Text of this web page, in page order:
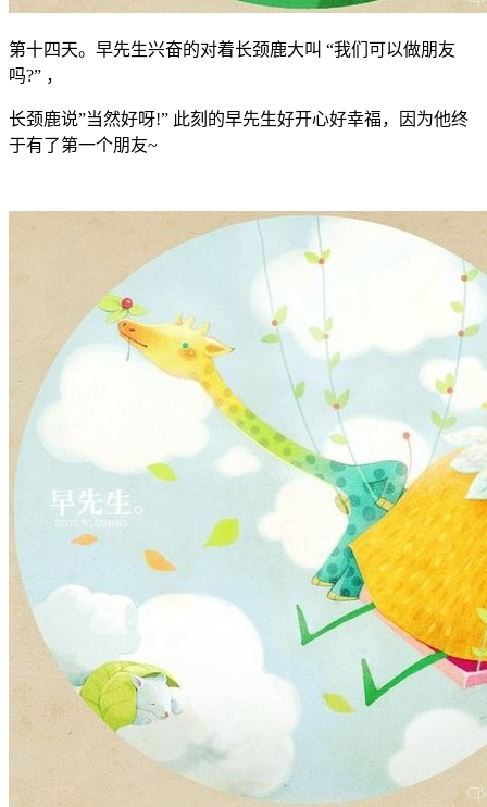
第十四天。早先生兴奋的对着长颈鹿大叫 “我们可以做朋友
吗?” ，
长颈鹿说”当然好呀!” 此刻的早先生好开心好幸福，因为他终
于有了第一个朋友~